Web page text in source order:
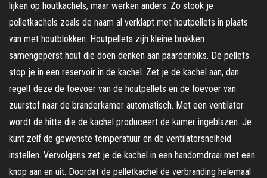
lijken op houtkachels, maar werken anders. Zo stook je
pelletkachels zoals de naam al verklapt met houtpellets in plaats
van met houtblokken. Houtpellets zijn kleine brokken
samengeperst hout die doen denken aan paardenbiks. De pellets
stop je in een reservoir in de kachel. Zet je de kachel aan, dan
regelt deze de toevoer van de houtpellets en de toevoer van
zuurstof naar de branderkamer automatisch. Met een ventilator
wordt de hitte die de kachel produceert de kamer ingeblazen. Je
kunt zelf de gewenste temperatuur en de ventilatorsnelheid
instellen. Vervolgens zet je de kachel in een handomdraai met een
knop aan en uit. Doordat de pelletkachel de verbranding helemaal